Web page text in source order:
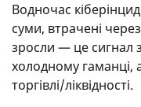
Водночас
суми, втрачені
зросли — це сигнал
холодному гаманці,
торгівлі/ліквідності.